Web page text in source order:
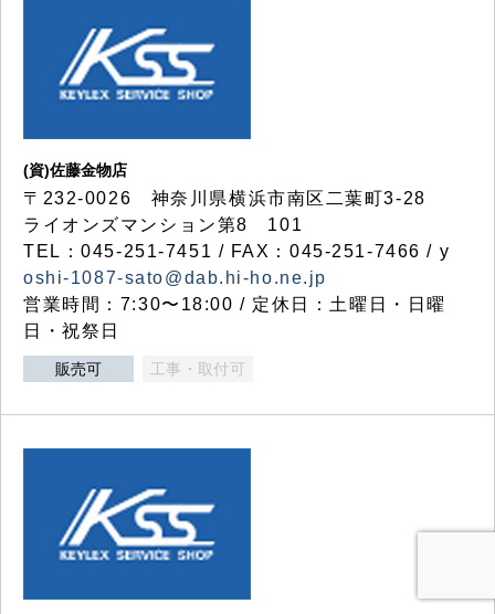
(資)佐藤金物店
〒232-0026 神奈川県横浜市南区二葉町3-28
ライオンズマンション第8 101
TEL：045-251-7451 / FAX：045-251-7466 / y
oshi-1087-sato@dab.hi-ho.ne.jp
営業時間：7:30〜18:00 / 定休日：土曜日・日曜
日・祝祭日
販売可 工事・取付可